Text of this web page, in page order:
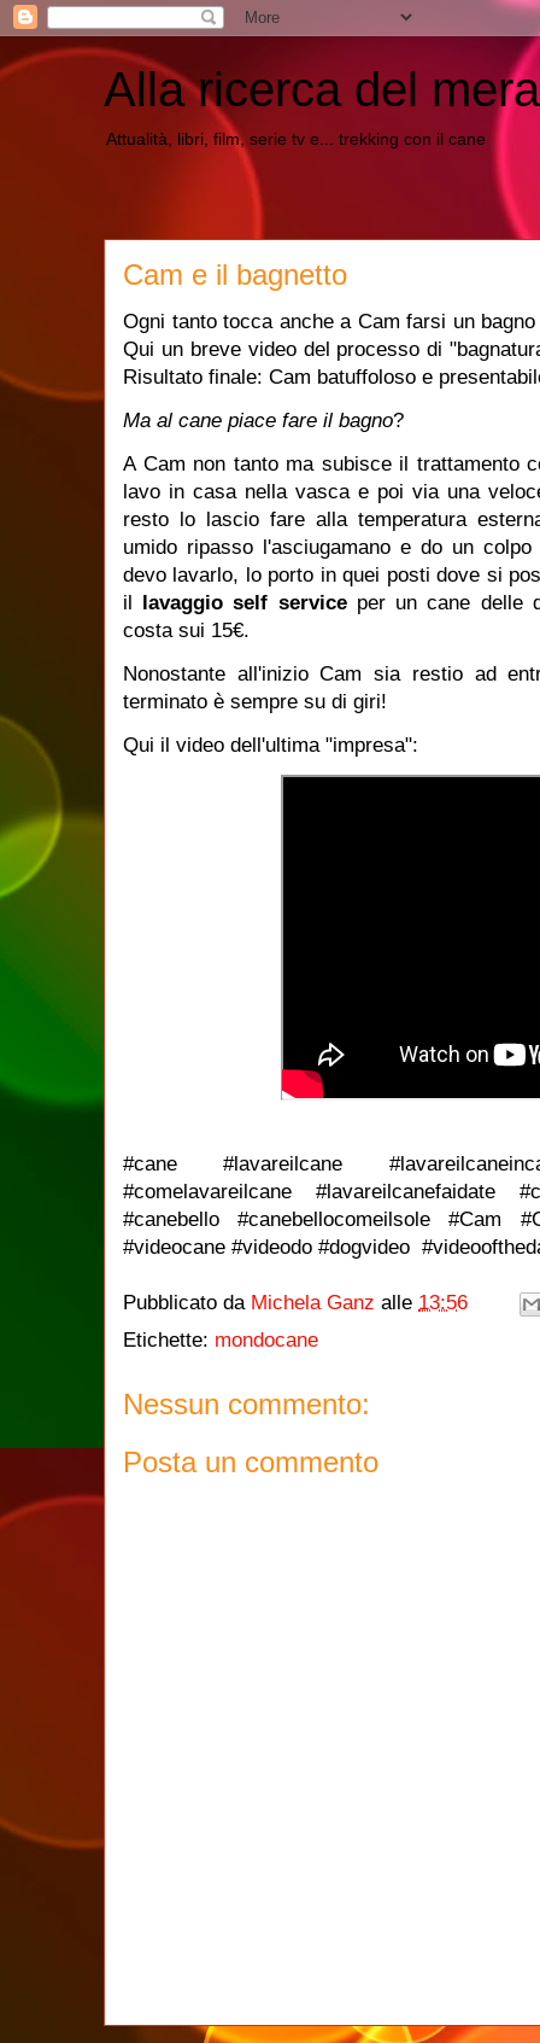
Alla ricerca del
Attualità, libri, film, serie tv e... trekking con il cane
Cam e il bagnetto
Ogni tanto tocca anche a Cam farsi un
Qui un breve video del processo di
Risultato finale: Cam batuffoloso e
Ma al cane piace fare il bagno?
A Cam non tanto ma subisce il trattamento
lavo in casa nella vasca e poi via una
resto lo lascio fare alla temperatura
umido ripasso l'asciugamano e do un
devo lavarlo, lo porto in quei posti dove si
il lavaggio self serviceper un cane delle
costa sui 15€.
Nonostante all'inizio Cam sia restio ad
terminato è sempre su di giri!
Qui il video dell'ultima "impresa":
#cane #lavareilcane
#comelavareilcane #lavareilcanefaidate
#canebello #canebellocomeilsole #Cam
#videocane #videodo #dogvideo
Pubblicato da Michela Ganz alle 13:56
Etichette: mondocane
Nessun commento:
Posta un commento